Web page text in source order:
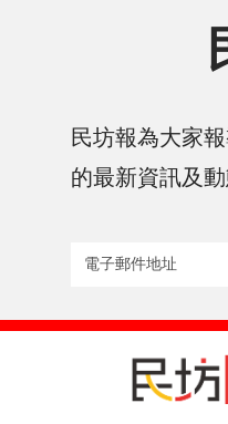
民坊報為大家
的最新資訊及